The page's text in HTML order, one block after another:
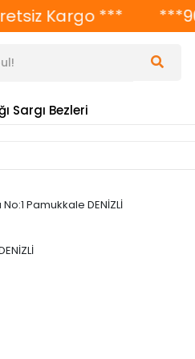
Kargo ***
Sargı Bezleri
Pamukkale DENİZLİ